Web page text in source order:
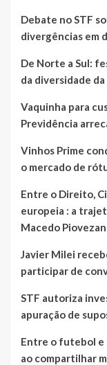
Debate no STF
divergências em
De Norte a Sul:
da diversidade
Vaquinha para
Previdência
Vinhos Prime
o mercado de
Entre o Direito,
europeia : a
Macedo Piovezan
Javier Milei
participar de
STF autoriza
apuração de
Entre o futebol e
ao compartilhar